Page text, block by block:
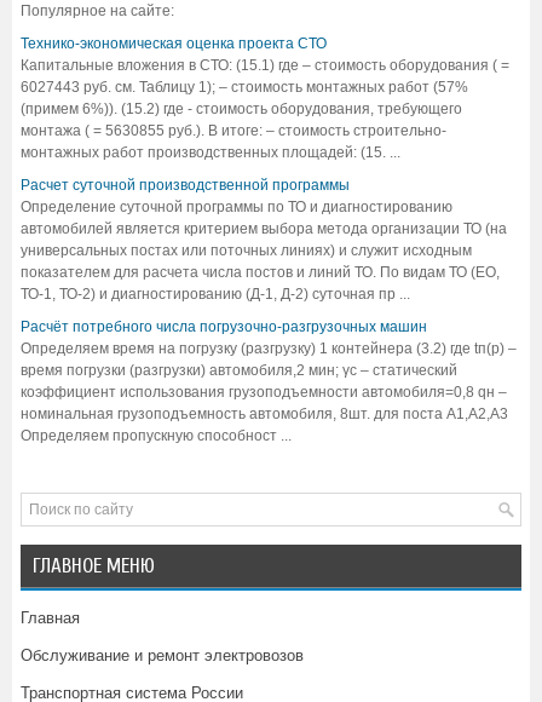
Популярное на сайте:
Технико-экономическая оценка проекта СТО
Капитальные вложения в СТО: (15.1) где – стоимость оборудования ( =
6027443 руб. см. Таблицу 1); – стоимость монтажных работ (57%
(примем 6%)). (15.2) где - стоимость оборудования, требующего
монтажа ( = 5630855 руб.). В итоге: – стоимость строительно-
монтажных работ производственных площадей: (15. ...
Расчет суточной производственной программы
Определение суточной программы по ТО и диагностированию
автомобилей является критерием выбора метода организации ТО (на
универсальных постах или поточных линиях) и служит исходным
показателем для расчета числа постов и линий ТО. По видам ТО (ЕО,
ТО-1, ТО-2) и диагностированию (Д-1, Д-2) суточная пр ...
Расчёт потребного числа погрузочно-разгрузочных машин
Определяем время на погрузку (разгрузку) 1 контейнера (3.2) где tп(р) –
время погрузки (разгрузки) автомобиля,2 мин; γс – статический
коэффициент использования грузоподъемности автомобиля=0,8 qн –
номинальная грузоподъемность автомобиля, 8шт. для поста А1,А2,А3
Определяем пропускную способност ...
ГЛАВНОЕ МЕНЮ
Главная
Обслуживание и ремонт электровозов
Транспортная система России